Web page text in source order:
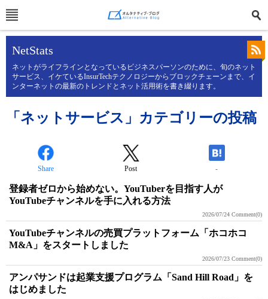
NetStats
ネットがライフラインとなっているビジネスパーソンのために、旬のネット
サービス、イケているInsurTechテクノロジーからブロックチェーンまで、イ
ンターネットの最新のトレンドとネット活用術を書き綴ります。
「ネットサービス」カテゴリーの投稿
Share Post -
登録者ゼロから始めない。YouTuberを目指す人が
YouTubeチャンネルを手に入れる方法
2026/07/24 Comment(0)
YouTubeチャンネルの売買プラットフォーム「ホコホコ
M&A」をスタートしました
2026/07/23 Comment(0)
アンパサンドは起業支援プログラム「Sand Hill Road」を
はじめました